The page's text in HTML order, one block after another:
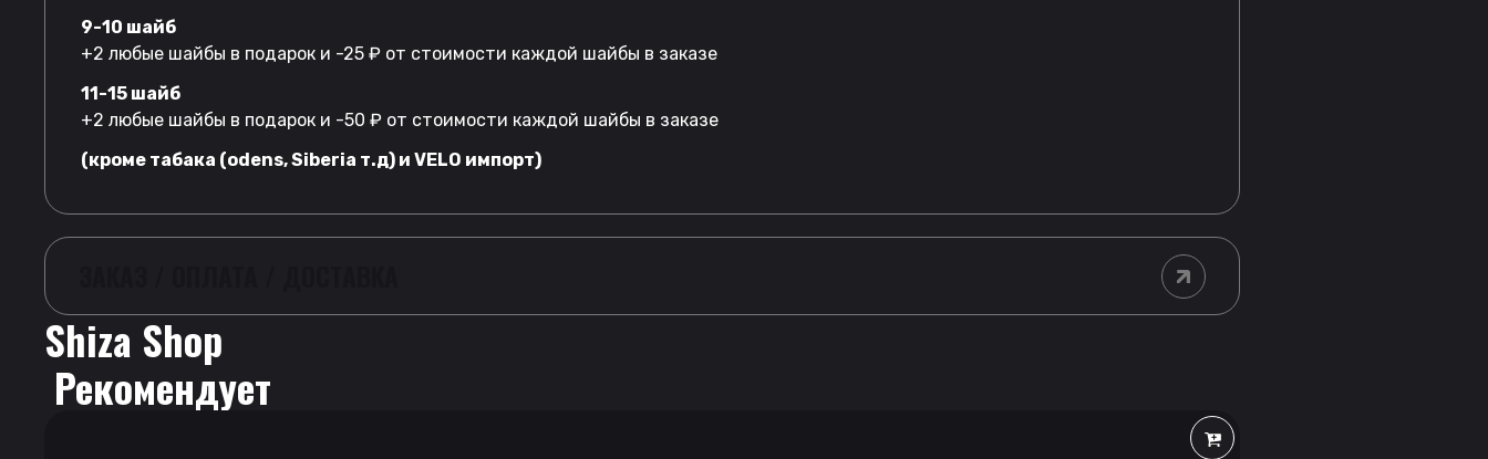
9-10 шайб
+2 любые шайбы в подарок и -25 ₽ от стоимости каждой шайбы в заказе
11-15 шайб
+2 любые шайбы в подарок и -50 ₽ от стоимости каждой шайбы в заказе
(кроме табака (odens, Siberia т.д) и VELO импорт)
Shiza Shop
Рекомендует